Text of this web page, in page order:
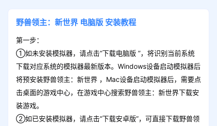
野兽领主：新世界 电脑版 安装教程
第一步：
①如未安装模拟器，请点击“下载电脑版 ”，将识别当前系统
下载对应系统的模拟器最新版本。Windows设备启动模拟器后
将预安装野兽领主：新世界 ，Mac设备启动模拟器后，需要点
击桌面的游戏中心，在游戏中心搜索野兽领主：新世界下载安
装游戏。
②如已安装模拟器，请点击“下载安卓版”，可直接下载野兽领